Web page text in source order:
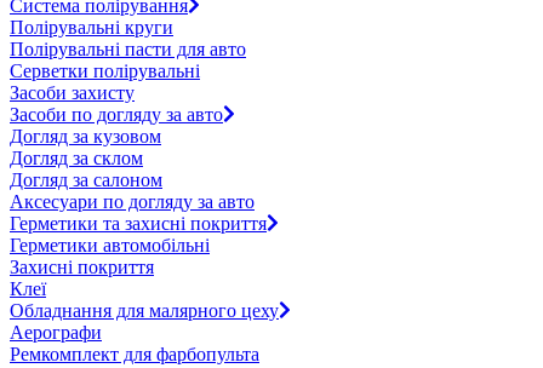
Система полірування
Полірувальні круги
Полірувальні пасти для авто
Серветки полірувальні
Засоби захисту
Засоби по догляду за авто
Догляд за кузовом
Догляд за склом
Догляд за салоном
Аксесуари по догляду за авто
Герметики та захисні покриття
Герметики автомобільні
Захисні покриття
Клеї
Обладнання для малярного цеху
Аерографи
Ремкомплект для фарбопульта